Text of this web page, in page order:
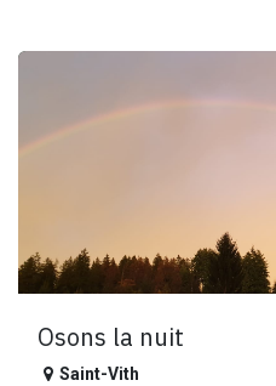
Osons la nuit
Saint-Vith